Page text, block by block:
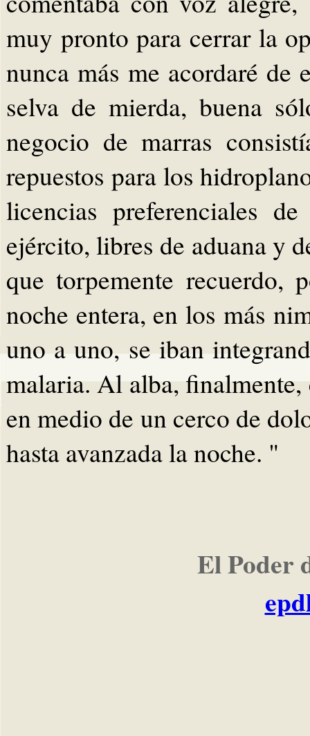
muy pronto para cerrar la
nunca más me acordaré de
selva de mierda, buena
negocio de marras
repuestos para los
licencias preferenciales
ejército, libres de aduana y
que torpemente recuerdo,
noche entera, en los más
uno a uno, se iban
malaria. Al alba,
en medio de un cerco de
hasta avanzada la noche. "
El Poder